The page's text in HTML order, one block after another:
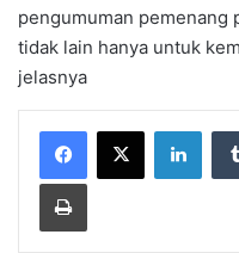
pengumuman pemenang
tidak lain hanya untuk
jelasnya